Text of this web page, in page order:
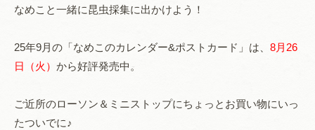
なめこと一緒に昆虫採集に出かけよう！
25年9月の「なめこのカレンダー&ポストカード」は、 8月26
日（火） から好評発売中。
ご近所のローソン＆ミニストップにちょっとお買い物にいっ
たついでに♪